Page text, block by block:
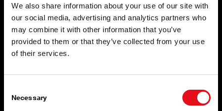
We also share information about your use of our site with
our social media, advertising and analytics partners who
may combine it with other information that you’ve
provided to them or that they’ve collected from your use
of their services.
Selection
Necessary
febi dijelovi šasije i kabine